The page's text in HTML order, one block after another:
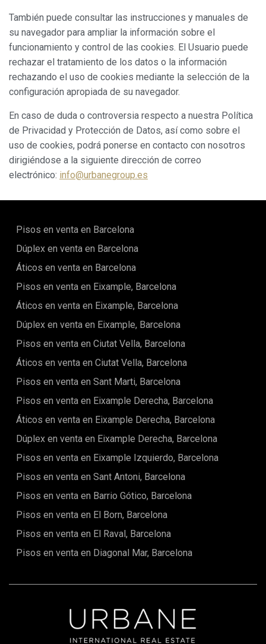
También puede consultar las instrucciones y manuales de
su navegador para ampliar la información sobre el
funcionamiento y control de las cookies. El Usuario puede
rechazar el tratamiento de los datos o la información
rechazando el uso de cookies mediante la selección de la
configuración apropiada de su navegador.
En caso de duda o controversia respecto a nuestra Política
de Privacidad y Protección de Datos, así como sobre el
uso de cookies, podrá ponerse en contacto con nosotros
dirigiéndose a la siguiente dirección de correo
electrónico: info@urbanegroup.es
Pisos en venta en Barcelona
Dúplex en venta en Barcelona
Áticos en venta en Barcelona
Pisos en venta en Eixample, Barcelona
Áticos en venta en Eixample, Barcelona
Dúplex en venta en Eixample, Barcelona
Pisos en venta en Ciutat Vella, Barcelona
Áticos en venta en Ciutat Vella, Barcelona
Pisos en venta en Sant Marti, Barcelona
Pisos en venta en Eixample Derecha, Barcelona
Áticos en venta en Eixample Derecha, Barcelona
Dúplex en venta en Eixample Derecha, Barcelona
Pisos en venta en Eixample Izquierdo, Barcelona
Pisos en venta en Sant Antoni, Barcelona
Pisos en venta en Barrio Gótico, Barcelona
Pisos en venta en El Born, Barcelona
Pisos en venta en El Raval, Barcelona
Pisos en venta en Diagonal Mar, Barcelona